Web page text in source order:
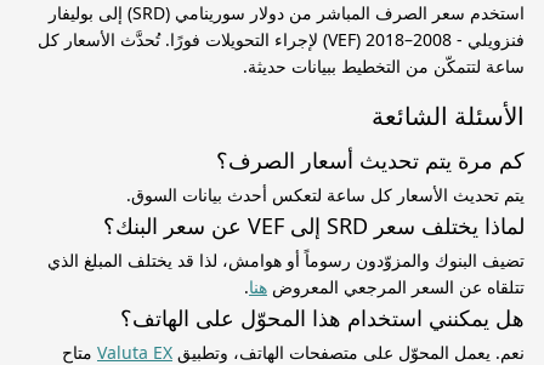
استخدم سعر الصرف المباشر من دولار سورينامي (SRD) إلى بوليفار
فنزويلي - 2008–2018 (VEF) لإجراء التحويلات فورًا. تُحدَّث الأسعار كل
ساعة لتتمكّن من التخطيط ببيانات حديثة.
الأسئلة الشائعة
كم مرة يتم تحديث أسعار الصرف؟
يتم تحديث الأسعار كل ساعة لتعكس أحدث بيانات السوق.
لماذا يختلف سعر SRD إلى VEF عن سعر البنك؟
تضيف البنوك والمزوّدون رسوماً أو هوامش، لذا قد يختلف المبلغ الذي
تتلقاه عن السعر المرجعي المعروض هنا.
هل يمكنني استخدام هذا المحوّل على الهاتف؟
نعم. يعمل المحوّل على متصفحات الهاتف، وتطبيق Valuta EX متاح